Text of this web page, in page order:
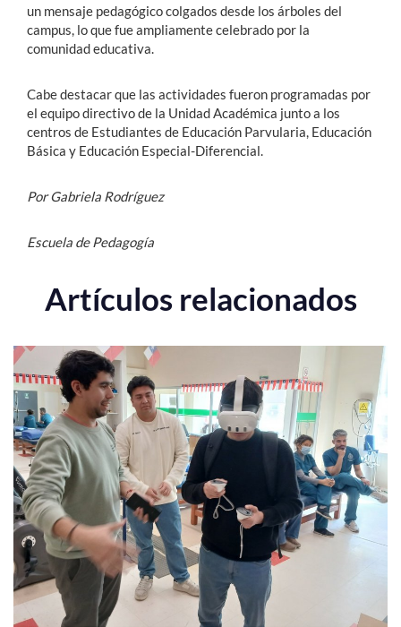
un mensaje pedagógico colgados desde los árboles del
campus, lo que fue ampliamente celebrado por la
comunidad educativa.
Cabe destacar que las actividades fueron programadas por
el equipo directivo de la Unidad Académica junto a los
centros de Estudiantes de Educación Parvularia, Educación
Básica y Educación Especial-Diferencial.
Por Gabriela Rodríguez
Escuela de Pedagogía
Artículos relacionados